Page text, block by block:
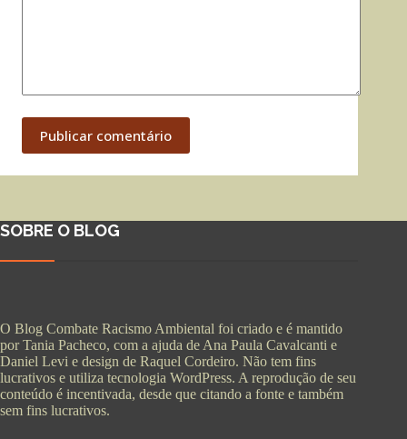
Publicar comentário
SOBRE O BLOG
O Blog Combate Racismo Ambiental foi criado e é mantido
por Tania Pacheco, com a ajuda de Ana Paula Cavalcanti e
Daniel Levi e design de Raquel Cordeiro. Não tem fins
lucrativos e utiliza tecnologia WordPress. A reprodução de seu
conteúdo é incentivada, desde que citando a fonte e também
sem fins lucrativos.